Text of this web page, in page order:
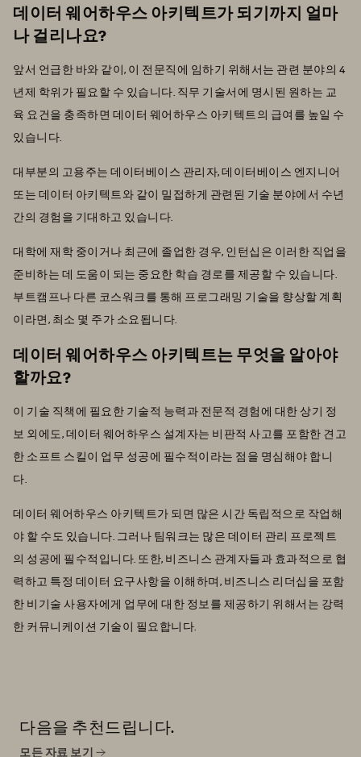
데이터 웨어하우스 아키텍트가 되기까지 얼마
나 걸리나요?
앞서 언급한 바와 같이, 이 전문직에 임하기 위해서는 관련 분야의 4
년제 학위가 필요할 수 있습니다. 직무 기술서에 명시된 원하는 교
육 요건을 충족하면 데이터 웨어하우스 아키텍트의 급여를 높일 수
있습니다.
대부분의 고용주는 데이터베이스 관리자, 데이터베이스 엔지니어
또는 데이터 아키텍트와 같이 밀접하게 관련된 기술 분야에서 수년
간의 경험을 기대하고 있습니다.
대학에 재학 중이거나 최근에 졸업한 경우, 인턴십은 이러한 직업을
준비하는 데 도움이 되는 중요한 학습 경로를 제공할 수 있습니다.
부트캠프나 다른 코스워크를 통해 프로그래밍 기술을 향상할 계획
이라면, 최소 몇 주가 소요됩니다.
데이터 웨어하우스 아키텍트는 무엇을 알아야
할까요?
이 기술 직책에 필요한 기술적 능력과 전문적 경험에 대한 상기 정
보 외에도, 데이터 웨어하우스 설계자는 비판적 사고를 포함한 견고
한 소프트 스킬이 업무 성공에 필수적이라는 점을 명심해야 합니
다.
데이터 웨어하우스 아키텍트가 되면 많은 시간 독립적으로 작업해
야 할 수도 있습니다. 그러나 팀워크는 많은 데이터 관리 프로젝트
의 성공에 필수적입니다. 또한, 비즈니스 관계자들과 효과적으로 협
력하고 특정 데이터 요구사항을 이해하며, 비즈니스 리더십을 포함
한 비기술 사용자에게 업무에 대한 정보를 제공하기 위해서는 강력
한 커뮤니케이션 기술이 필요합니다.
다음을 추천드립니다.
모든 자료 보기